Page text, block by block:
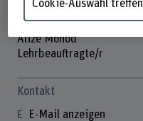
Alizé Monod
Lehrbeauftragte/r
Kontakt
E-Mail anzeigen
Cookie-Auswahl treffen